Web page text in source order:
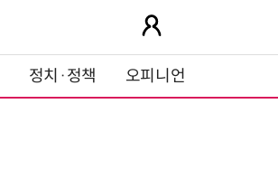
정치·정책 오피니언